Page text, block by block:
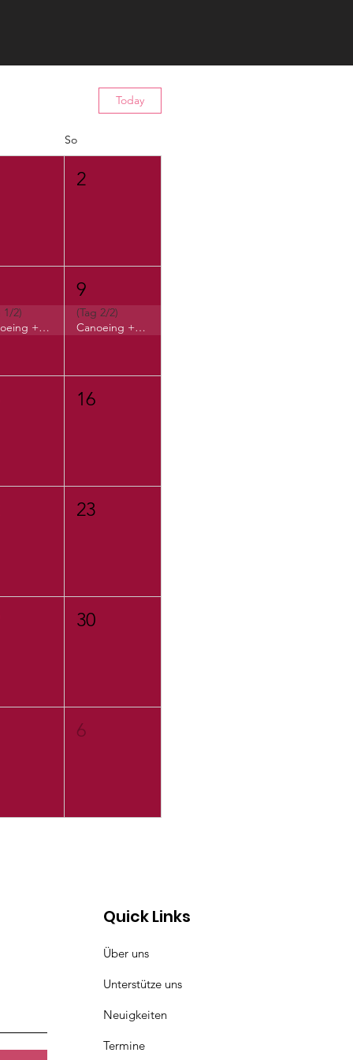
Today
So
2
1/2)
Canoeing + Camp Listermann NEW DATE!
9
(Tag 2/2)
Canoeing + Camp Listermann NEW DATE!
16
23
30
6
Quick Links
Über uns
Unterstütze uns
Neuigkeiten
Termine